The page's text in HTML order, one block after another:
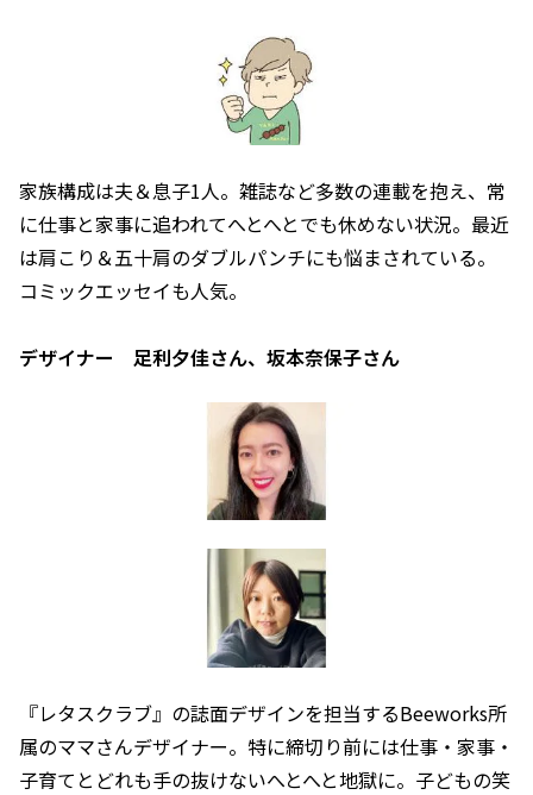
家族構成は夫＆息子1人。雑誌など多数の連載を抱え、常
に仕事と家事に追われてへとへとでも休めない状況。最近
は肩こり＆五十肩のダブルパンチにも悩まされている。
コミックエッセイも人気。
デザイナー 足利夕佳さん、坂本奈保子さん
『レタスクラブ』の誌面デザインを担当するBeeworks所
属のママさんデザイナー。特に締切り前には仕事・家事・
子育てとどれも手の抜けないへとへと地獄に。子どもの笑